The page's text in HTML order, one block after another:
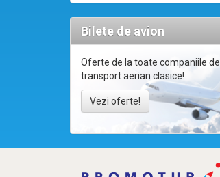
Bilete de avion
Oferte de la toate companiile de
transport aerian clasice!
Vezi oferte!